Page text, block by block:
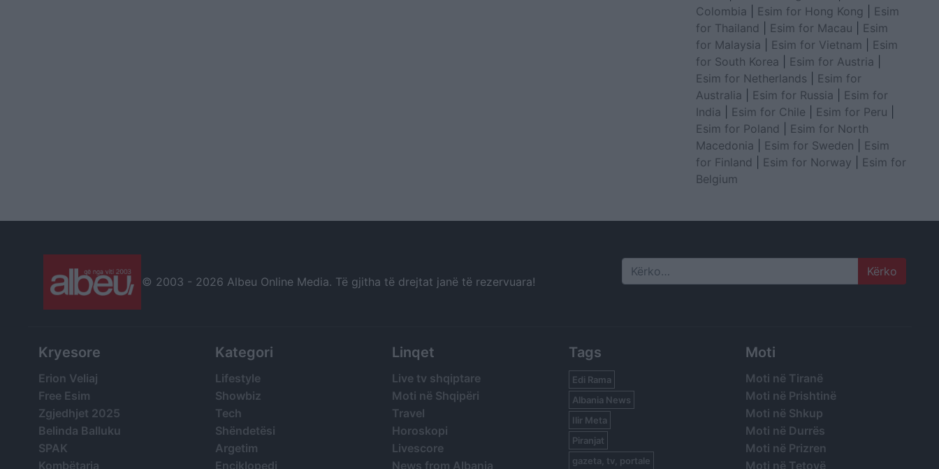
Colombia
Esim for Hong Kong
Esim
for Thailand
Esim for Macau
Esim
for Malaysia
Esim for Vietnam
Esim
for South Korea
Esim for Austria
Esim for Netherlands
Esim for
Australia
Esim for Russia
Esim for
India
Esim for Chile Esim for Peru
Esim for Poland
Esim for North
Macedonia
Esim for Sweden
Esim
for Finland
Esim for Norway
Esim for
Belgium
© 2003 - 2026 Albeu Online Media. Të gjitha të drejtat janë të rezervuara! Search
Kryesore
Erion Veliaj
Free Esim
Zgjedhjet 2025
Belinda Balluku
SPAK
Kombëtarja
Kategori
Lifestyle
Showbiz
Tech
Shëndetësi
Argetim
Enciklopedi
Linqet
Live tv shqiptare
Moti në Shqipëri
Travel
Horoskopi
Livescore
News from Albania
Tags
Edi Rama
Albania News
Ilir Meta
Piranjat
gazeta, tv, portale
Moti
Moti në Tiranë
Moti në Prishtinë
Moti në Shkup
Moti në Durrës
Moti në Prizren
Moti në Tetovë